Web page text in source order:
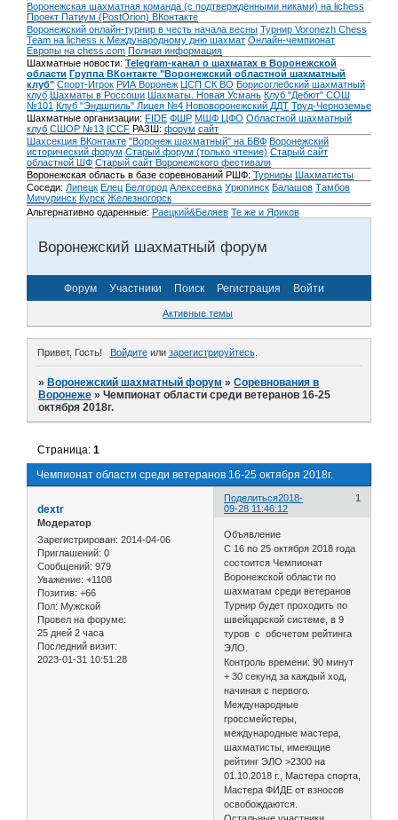
Воронежская шахматная команда (с подтверждёнными никами) на lichess
Проект Патиум (PostOrion) ВКонтакте
Воронежский онлайн-турнир в честь начала весны Турнир Voronezh Chess
Team на lichess к Международному дню шахмат Онлайн-чемпионат
Европы на chess.com Полная информация
Шахматные новости: Telegram-канал о шахматах в Воронежской
области Группа ВКонтакте "Воронежский областной шахматный
клуб" Спорт-Игрок РИА Воронеж ЦСП СК ВО Борисоглебский шахматный
клуб Шахматы в Россоши Шахматы. Новая Усмань Клуб "Дебют" СОШ
№101 Клуб "Эндшпиль" Лицея №4 Нововоронежский ДДТ Труд-Черноземье
Шахматные организации: FIDE ФШР МШФ ЦФО Областной шахматный
клуб СШОР №13 ICCF РАЗШ: форум сайт
Шахсекция ВКонтакте "Воронеж шахматный" на БВФ Воронежский
исторический форум Cтарый форум (только чтение) Старый сайт
областной ШФ Старый сайт Воронежского фестиваля
Воронежская область в базе соревнований РШФ: Турниры Шахматисты
Соседи: Липецк Елец Белгород Алексеевка Урюпинск Балашов Тамбов
Мичуринск Курск Железногорск
Альтернативно одаренные: Раецкий&Беляев Те же и Яриков
Воронежский шахматный форум
Форум Участники Поиск Регистрация Войти
Активные темы
Привет, Гость! Войдитеили зарегистрируйтесь.
»Воронежский шахматный форум »Соревнования в
Воронеже »Чемпионат области среди ветеранов 16-25
октября 2018г.
Чемпионат области среди ветеранов 16-25 октября 2018г.
Страница:1
Поделиться 1
2018-
09-28 11:46:12
dextr
Модератор
Зарегистрирован: 2014-04-06
Приглашений: 0
Сообщений: 979
Уважение: +1108
Позитив: +66
Пол: Мужской
Провел на форуме:
25 дней 2 часа
Последний визит:
2023-01-31 10:51:28
Объявление
C 16 по 25 октября 2018 года
состоится Чемпионат
Воронежской области по
шахматам среди ветеранов
Турнир будет проходить по
швейцарской системе, в 9
туров с обсчетом рейтинга
ЭЛО.
Контроль времени: 90 минут
+ 30 секунд за каждый ход,
начиная с первого.
Международные
гроссмейстеры,
международные мастера,
шахматисты, имеющие
рейтинг ЭЛО >2300 на
01.10.2018 г., Мастера спорта,
Мастера ФИДЕ от взносов
освобождаются.